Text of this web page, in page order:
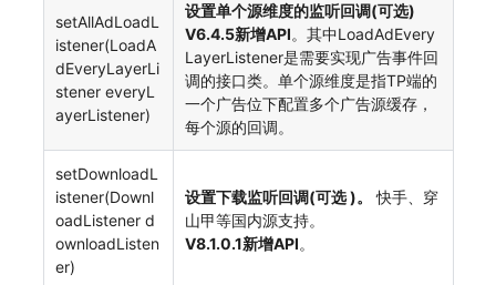
setAllAdLoadL
istener(LoadA
dEveryLayerLi
stener everyL
ayerListener)
设置单个源维度的监听回调(可选)
V6.4.5新增API。其中LoadAdEvery
LayerListener是需要实现广告事件回
调的接口类。单个源维度是指TP端的
一个广告位下配置多个广告源缓存，
每个源的回调。
setDownloadL
istener(Downl
oadListener d
ownloadListen
er)
设置下载监听回调(可选 )。
快手、穿
山甲等国内源支持。
V8.1.0.1新增API。